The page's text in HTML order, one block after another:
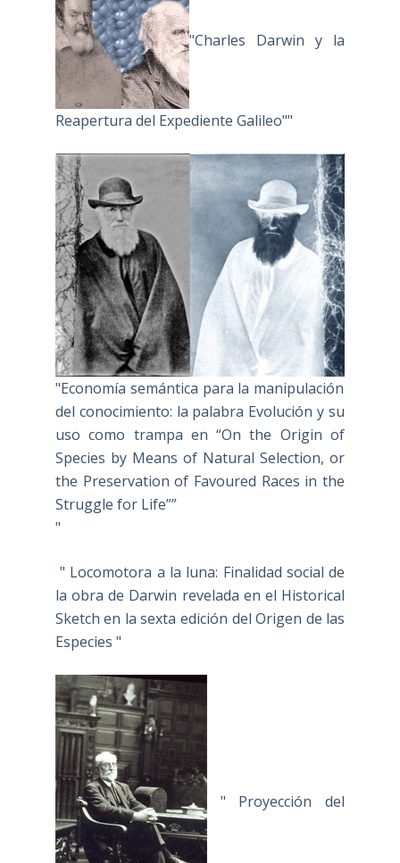
"Charles Darwin y la
Reapertura del Expediente Galileo""
"Economía semántica para la manipulación
del conocimiento: la palabra Evolución y su
uso como trampa en “On the Origin of
Species by Means of Natural Selection, or
the Preservation of Favoured Races in the
Struggle for Life””
"
" Locomotora a la luna: Finalidad social de
la obra de Darwin revelada en el Historical
Sketch en la sexta edición del Origen de las
Especies "
" Proyección del